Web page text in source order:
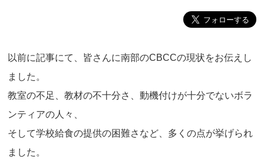
以前に記事にて、皆さんに南部のCBCCの現状をお伝えし
ました。
教室の不足、教材の不十分さ、動機付けが十分でないボラ
ンティアの人々、
そして学校給食の提供の困難さなど、多くの点が挙げられ
ました。